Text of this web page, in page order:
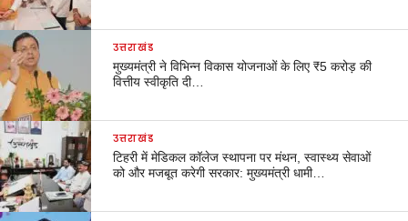
उत्तराखंड
मुख्यमंत्री ने विभिन्न विकास योजनाओं के लिए ₹5 करोड़ की
वित्तीय स्वीकृति दी…
उत्तराखंड
टिहरी में मेडिकल कॉलेज स्थापना पर मंथन, स्वास्थ्य सेवाओं
को और मजबूत करेगी सरकार: मुख्यमंत्री धामी…